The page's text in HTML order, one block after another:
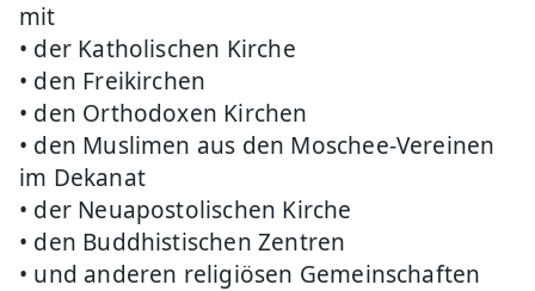
mit
• der Katholischen Kirche
• den Freikirchen
• den Orthodoxen Kirchen
• den Muslimen aus den Moschee-Vereinen
im Dekanat
• der Neuapostolischen Kirche
• den Buddhistischen Zentren
• und anderen religiösen Gemeinschaften